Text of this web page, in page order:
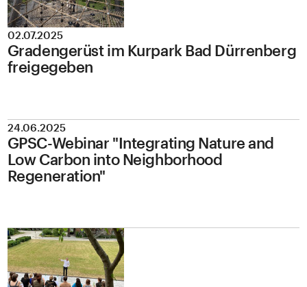
02.07.2025
Gradengerüst im Kurpark Bad Dürrenberg
freigegeben
24.06.2025
GPSC-Webinar "Integrating Nature and
Low Carbon into Neighborhood
Regeneration"